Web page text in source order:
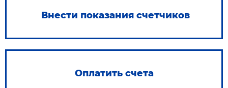
Внести показания счетчиков
Оплатить счета